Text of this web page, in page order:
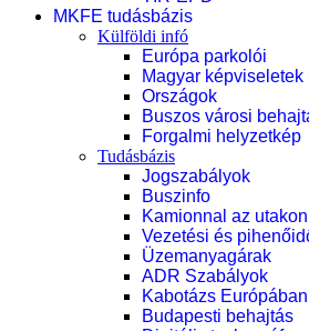
MKFE tudásbázis
Külföldi infó
Európa parkolói
Magyar képviseletek
Országok
Buszos városi
Forgalmi helyzetkép
Tudásbázis
Jogszabályok
Buszinfo
Kamionnal az utakon
Vezetési és
Üzemanyagárak
ADR Szabályok
Kabotázs Európában
Budapesti behajtás